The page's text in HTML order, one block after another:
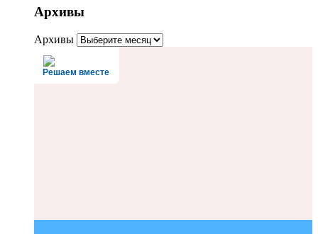
Архивы
Архивы
Решаем вместе